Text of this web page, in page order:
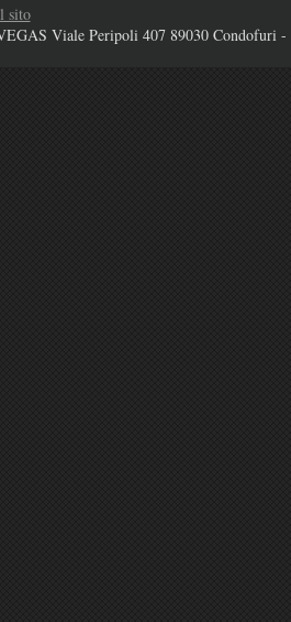
sito
Viale Peripoli 407 89030 Condofuri -